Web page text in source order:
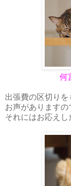
何
出張費の区切り
お声がありますの
それにはお応えし